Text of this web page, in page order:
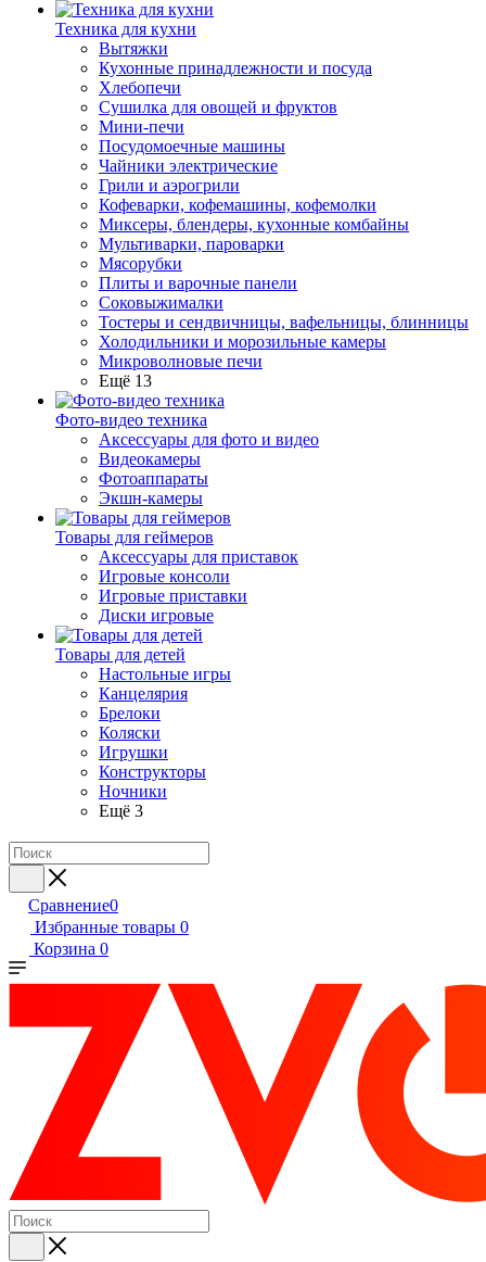
Техника для кухни
Вытяжки
Кухонные принадлежности и посуда
Хлебопечи
Сушилка для овощей и фруктов
Мини-печи
Посудомоечные машины
Чайники электрические
Грили и аэрогрили
Кофеварки, кофемашины, кофемолки
Миксеры, блендеры, кухонные комбайны
Мультиварки, пароварки
Мясорубки
Плиты и варочные панели
Соковыжималки
Тостеры и сендвичницы, вафельницы, блинницы
Холодильники и морозильные камеры
Микроволновые печи
Ещё 13
Фото-видео техника
Аксессуары для фото и видео
Видеокамеры
Фотоаппараты
Экшн-камеры
Товары для геймеров
Аксессуары для приставок
Игровые консоли
Игровые приставки
Диски игровые
Товары для детей
Настольные игры
Канцелярия
Брелоки
Коляски
Игрушки
Конструкторы
Ночники
Ещё 3
Сравнение0
Избранные товары 0
Корзина 0